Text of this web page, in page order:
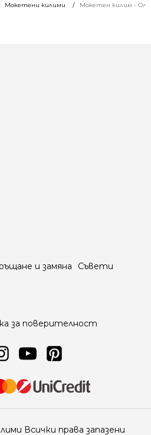
Мокетени килими Мокетен килим -
и замяна Съвети
за поверителност
Всички права запазени